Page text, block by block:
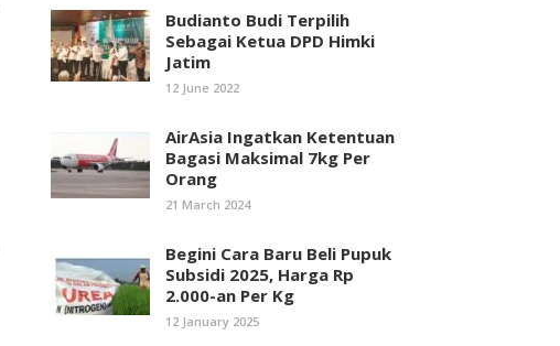
Budianto Budi Terpilih
Sebagai Ketua DPD Himki
Jatim
12 June 2022
AirAsia Ingatkan Ketentuan
Bagasi Maksimal 7kg Per
Orang
21 March 2024
Begini Cara Baru Beli Pupuk
Subsidi 2025, Harga Rp
2.000-an Per Kg
12 January 2025